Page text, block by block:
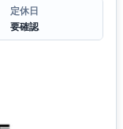
定休日
要確認